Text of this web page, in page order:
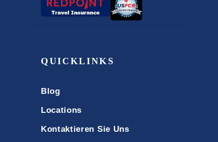
QUICKLINKS
Blog
Locations
Kontaktieren Sie Uns